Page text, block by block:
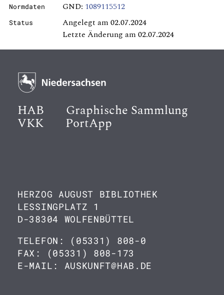
Normdaten GND: 1089115512
Status
Angelegt am 02.07.2024
Letzte Änderung am 02.07.2024
HAB Graphische Sammlung
VKK PortApp
HERZOG AUGUST BIBLIOTHEK
LESSINGPLATZ 1
D-38304 WOLFENBÜTTEL
TELEFON: (05331) 808-0
FAX: (05331) 808-173
E-MAIL: AUSKUNFT@HAB.DE